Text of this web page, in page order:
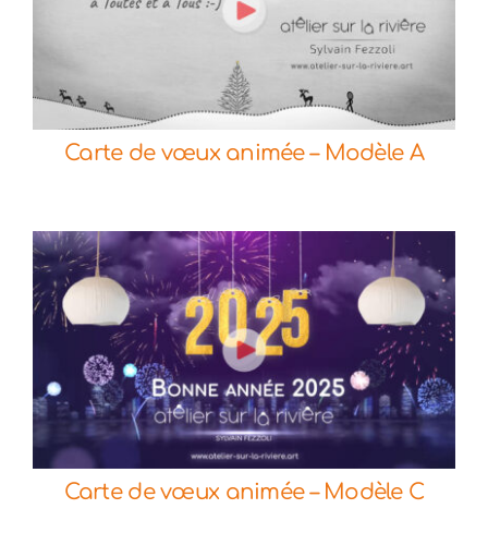
Carte de vœux animée – Modèle A
CommanderDétails
Carte de vœux animée – Modèle C